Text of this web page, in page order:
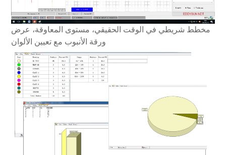
مخطط شريطي في الوقت الحقيقي، مستوى المعاوقة، عرض
ورقة الأنبوب مع تعيين الألوان